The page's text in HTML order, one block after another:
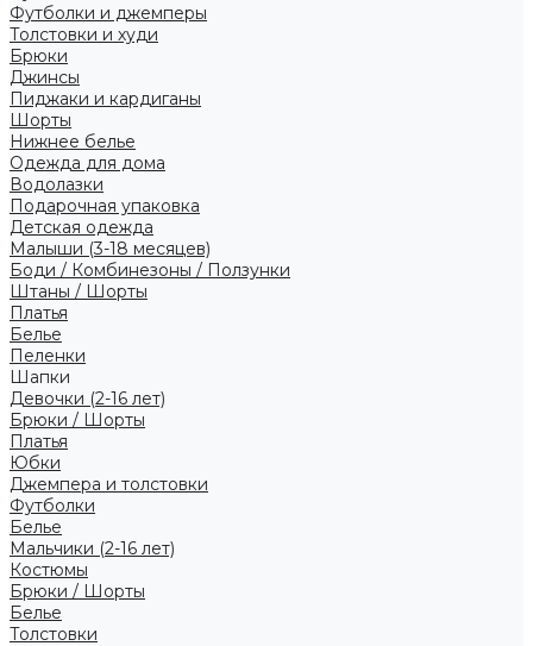
Футболки и джемперы
Толстовки и худи
Брюки
Джинсы
Пиджаки и кардиганы
Шорты
Нижнее белье
Одежда для дома
Водолазки
Подарочная упаковка
Детская одежда
Малыши (3-18 месяцев)
Боди / Комбинезоны / Ползунки
Штаны / Шорты
Платья
Белье
Пеленки
Шапки
Девочки (2-16 лет)
Брюки / Шорты
Платья
Юбки
Джемпера и толстовки
Футболки
Белье
Мальчики (2-16 лет)
Костюмы
Брюки / Шорты
Белье
Толстовки